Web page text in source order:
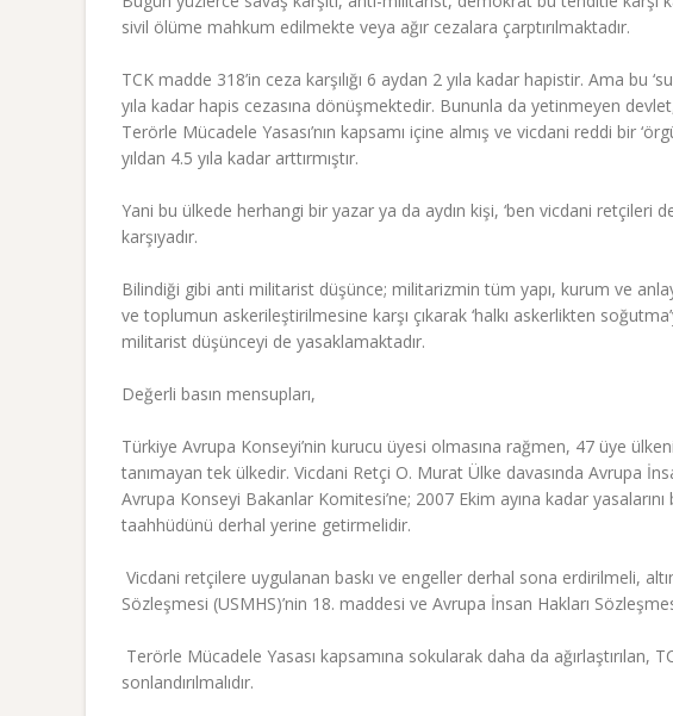
sivil ölüme mahkum edilmekte veya ağır cezalara çarptırılmaktadır.
TCK madde 318’in ceza karşılığı 6 aydan 2 yıla kadar hapistir. Ama bu
yıla kadar hapis cezasına dönüşmektedir. Bununla da yetinmeyen
Terörle Mücadele Yasası’nın kapsamı içine almış ve vicdani reddi bir
yıldan 4.5 yıla kadar arttırmıştır.
Yani bu ülkede herhangi bir yazar ya da aydın kişi, ‘ben vicdani retçileri
karşıyadır.
Bilindiği gibi anti militarist düşünce; militarizmin tüm yapı, kurum ve
ve toplumun askerileştirilmesine karşı çıkarak ‘halkı askerlikten
militarist düşünceyi de yasaklamaktadır.
Değerli basın mensupları,
Türkiye Avrupa Konseyi’nin kurucu üyesi olmasına rağmen, 47 üye
tanımayan tek ülkedir. Vicdani Retçi O. Murat Ülke davasında Avrupa
Avrupa Konseyi Bakanlar Komitesi’ne; 2007 Ekim ayına kadar
taahhüdünü derhal yerine getirmelidir.
 Vicdani retçilere uygulanan baskı ve engeller derhal sona erdirilmeli,
Sözleşmesi (USMHS)’nin 18. maddesi ve Avrupa İnsan Hakları
 Terörle Mücadele Yasası kapsamına sokularak daha da ağırlaştırılan,
sonlandırılmalıdır.